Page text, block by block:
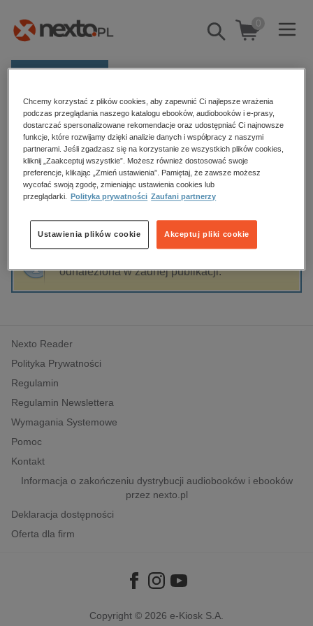
Pokaż/schowaj
wyszukiwarkę
0
Kategorie
Zobacz wszystkie E-prasa
budownictwo, aranżacja wnętrz
biznesowe, branżowe, gospodarka
dzienniki
edukacja
hobby, sport, rozrywka
komputery, internet, technologie, informatyka
polityka, społeczno-informacyjne
psychologiczne
inne
popularno-naukowe
historia
Strona główna Fabryka Słów
Fabryka Słów
Sortowanie Filtrowanie
odnaleziona w żadnej publikacji.
Nexto Reader
Polityka Prywatności
Regulamin
Regulamin Newslettera
Wymagania Systemowe
Pomoc
Kontakt
Informacja o zakończeniu dystrybucji audiobooków i ebooków
przez nexto.pl
Deklaracja dostępności
Oferta dla firm
Copyright © 2026 e-Kiosk S.A.
Chcemy korzystać z plików cookies, aby zapewnić Ci najlepsze wrażenia
podczas przeglądania naszego katalogu ebooków, audiobooków i e-prasy,
dostarczać spersonalizowane rekomendacje oraz udostępniać Ci najnowsze
funkcje, które rozwijamy dzięki analizie danych i współpracy z naszymi
partnerami. Jeśli zgadzasz się na korzystanie ze wszystkich plików cookies,
kliknij „Zaakceptuj wszystkie”. Możesz również dostosować swoje
preferencje, klikając „Zmień ustawienia”. Pamiętaj, że zawsze możesz
wycofać swoją zgodę, zmieniając ustawienia cookies lub
przeglądarki.
Polityka prywatności Zaufani partnerzy
Akceptuj pliki cookie
Ustawienia plików cookie